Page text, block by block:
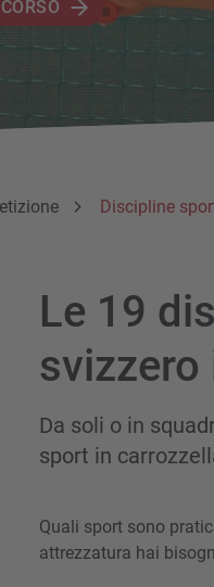
Discipline
Le 19
svizzero
Da soli o in
sport in
Quali sport sono
attrezzatura hai